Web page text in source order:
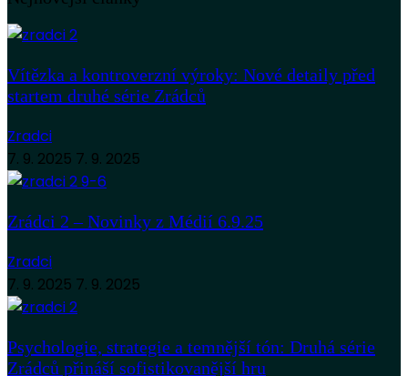
Vítězka a kontroverzní výroky: Nové detaily před
startem druhé série Zrádců
Zradci
7. 9. 2025 7. 9. 2025
Zrádci 2 – Novinky z Médií 6.9.25
Zradci
7. 9. 2025 7. 9. 2025
Psychologie, strategie a temnější tón: Druhá série
Zrádců přináší sofistikovanější hru